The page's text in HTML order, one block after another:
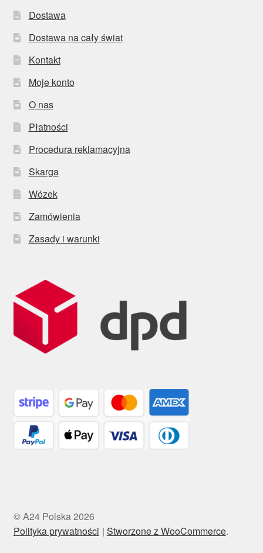
Dostawa
Dostawa na cały świat
Kontakt
Moje konto
O nas
Płatności
Procedura reklamacyjna
Skarga
Wózek
Zamówienia
Zasady i warunki
© A24 Polska 2026
Polityka prywatności
Stworzone z WooCommerce.